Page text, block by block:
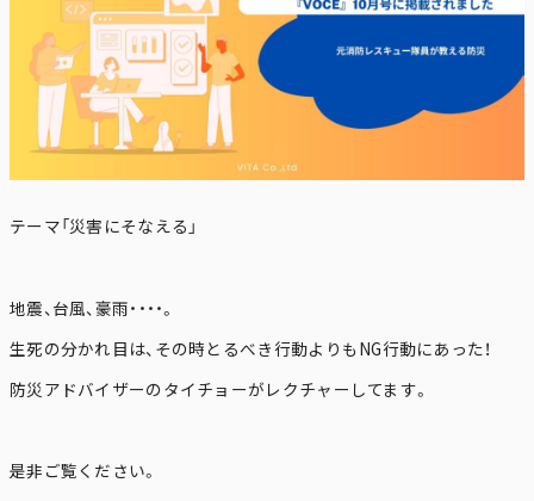
テーマ「災害にそなえる」
地震、台風、豪雨・・・・。
生死の分かれ目は、その時とるべき行動よりもNG行動にあった！
防災アドバイザーのタイチョーがレクチャーしてます。
是非ご覧ください。